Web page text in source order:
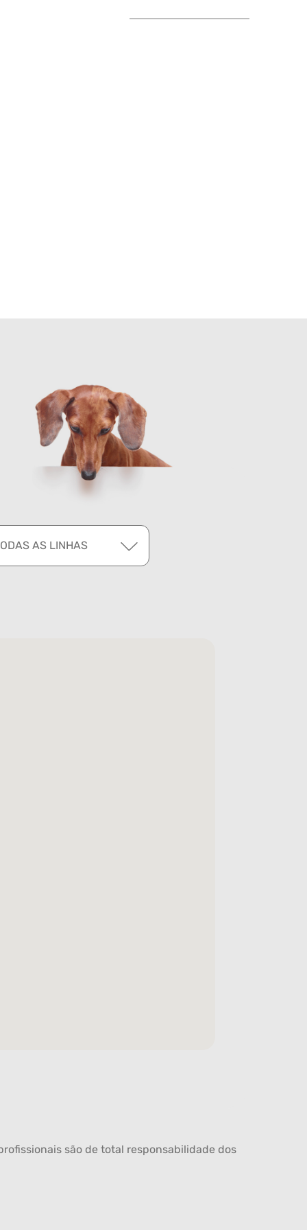
AS LINHAS
são de total responsabilidade dos